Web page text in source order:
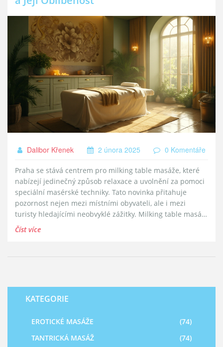
Dalibor Křenek 2 února 2025 0 Komentáře
Praha se stává centrem pro milking table masáže, které
nabízejí jedinečný způsob relaxace a uvolnění za pomoci
speciální masérské techniky. Tato novinka přitahuje
pozornost nejen mezi místními obyvateli, ale i mezi
turisty hledajícími neobvyklé zážitky. Milking table masáž
je oblíbená především pro své pozitivní účinky na fyzické
Číst více
KATEGORIE
EROTICKÉ MASÁŽE
(74)
TANTRICKÁ MASÁŽ
(74)